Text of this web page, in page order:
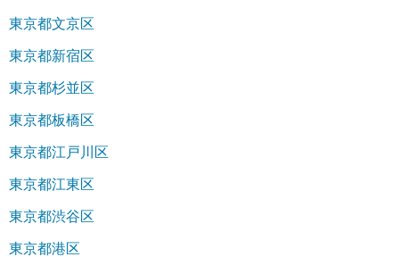
東京都文京区
東京都新宿区
東京都杉並区
東京都板橋区
東京都江戸川区
東京都江東区
東京都渋谷区
東京都港区